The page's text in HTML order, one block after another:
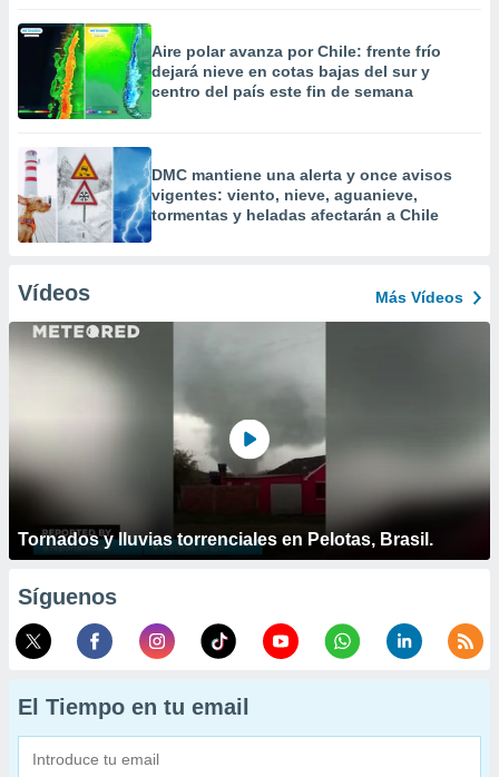
Aire polar avanza por Chile: frente frío
dejará nieve en cotas bajas del sur y
centro del país este fin de semana
DMC mantiene una alerta y once avisos
vigentes: viento, nieve, aguanieve,
tormentas y heladas afectarán a Chile
Vídeos Más Vídeos
Tornados y lluvias torrenciales en Pelotas, Brasil.
Síguenos
El Tiempo en tu email